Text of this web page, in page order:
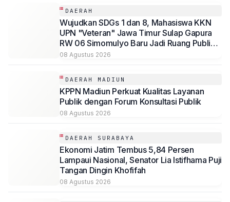
DAERAH
Wujudkan SDGs 1 dan 8, Mahasiswa KKN
UPN "Veteran" Jawa Timur Sulap Gapura
RW 06 Simomulyo Baru Jadi Ruang Publik
Bernilai Ekonomi
08 Agustus 2026
DAERAH MADIUN
KPPN Madiun Perkuat Kualitas Layanan
Publik dengan Forum Konsultasi Publik
08 Agustus 2026
DAERAH SURABAYA
Ekonomi Jatim Tembus 5,84 Persen
Lampaui Nasional, Senator Lia Istifhama Puji
Tangan Dingin Khofifah
08 Agustus 2026